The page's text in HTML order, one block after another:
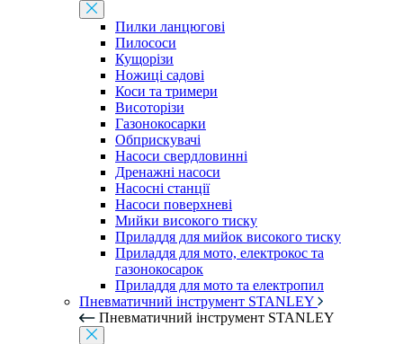
Пилки ланцюгові
Пилососи
Кущорізи
Ножиці садові
Коси та тримери
Висоторізи
Газонокосарки
Обприскувачі
Насоси свердловинні
Дренажні насоси
Насосні станції
Насоси поверхневі
Мийки високого тиску
Приладдя для мийок високого тиску
Приладдя для мото, електрокос та
газонокосарок
Приладдя для мото та електропил
Пневматичний інструмент STANLEY
Пневматичний інструмент STANLEY